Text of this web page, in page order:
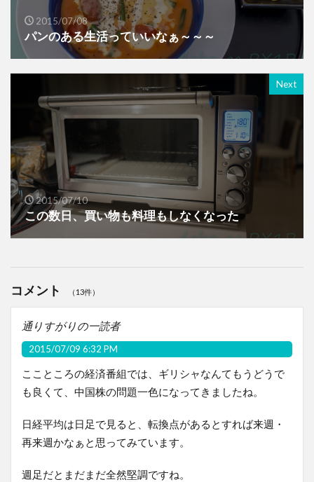
2015/07/08
パンのある生活っていいなぁ～～～
Next
2015/07/10
この数日、買い物も料理もしなくなった
コメント （13件）
通りすがりの一読者
2015/07/09 6:32 PM
ここところの経済番組では、ギリシャなんてもうどうで
も良くて、中国株の問題一色になってきましたね。
日経平均は日足で見ると、転換点があるとすれば来週・
再来週かなぁと思ってみています。
週足だとまだまだ全然堅調ですね。